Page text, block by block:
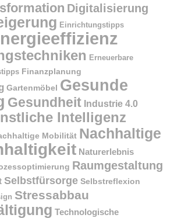
Digitalisierung
Einrichtungstipps
Erneuerbare
Finanzplanung
Gartenmöbel Gesunde
Gesundheit Industrie 4.0
Intelligenz
Mobilität Nachhaltige
Naturerlebnis
Raumgestaltung
Selbstfürsorge Selbstreflexion
Stressabbau
Technologische